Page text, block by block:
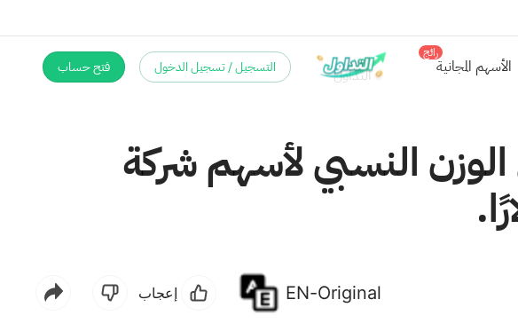
الأسهم المجانية
رائج
التسجيل / تسجيل الدخول فتح حساب
النسبي لأسهم شركة
EN-Original إعجاب